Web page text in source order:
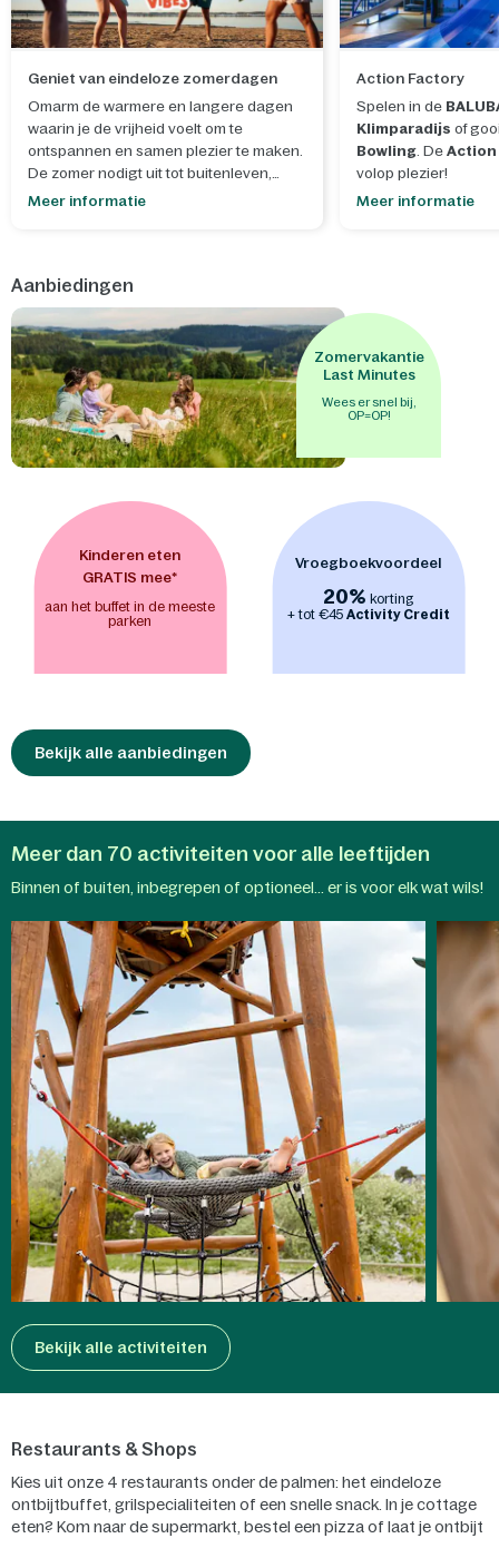
Geniet van eindeloze zomerdagen
Omarm de warmere en langere dagen
waarin je de vrijheid voelt om te
ontspannen en samen plezier te maken.
De zomer nodigt uit tot buitenleven,
spontane momenten en het creëren van
onzezomerworkshops
iets moois maakt dat helemaal past bij
het seizoen en zorgt voor een extra
dosis zomerse gezelligheid. Bouw en
versier je eigenmini-ijsjeskraamof
maak eenschatkist met slotom je
geheimen in te bewaren. - Na een
zonnige dag is het heerlijk om samen te
genieten van de avontuurlijke
perfecte afsluiter van de dag vol
spetterend plezier. - Binnen wacht een
wereld vol avonturen, waar kinderen
zich kunnen uitleven in de
indoor
Het Heijderbos) en
. Van
fietstocht in het zonovergoten
landschap. Met deNature Discovery-
Appverandert elke stap in een
natuurlijke wonderen van het park.
Meer informatie
Action Factory
Spelen in de
Klimparadijs of
Bowling . De Action
volop plezier!
Meer informatie
Aanbiedingen
Zomervakantie
Last Minutes
Wees er snel bij,
OP=OP!
Kinderen eten
GRATIS mee*
aan het buffet in de meeste
parken
Vroegboekvoordeel
20% korting
+ tot €45 Activity Credit
Bekijk alle aanbiedingen
Meer dan 70 activiteiten voor alle leeftijden
Binnen of buiten, inbegrepen of optioneel... er is voor elk wat wils!
Kinderactiviteiten
Aqua
Bekijk alle activiteiten
Restaurants & Shops
Kies uit onze 4 restaurants onder de palmen: het eindeloze
ontbijtbuffet, grilspecialiteiten of een snelle snack. In je cottage
eten? Kom naar de supermarkt, bestel een pizza of laat je ontbijt